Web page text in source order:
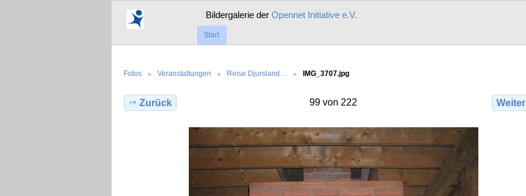
Bildergalerie derOpennet Initiative e.V.
Start
Fotos Veranstaltungen Reise Djursland… IMG_3707.jpg
Zurück 99 von 222 Weiter